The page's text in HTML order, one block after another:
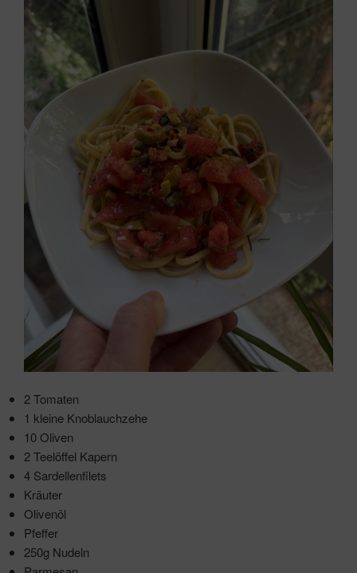
2 Tomaten
1 kleine Knoblauchzehe
10 Oliven
2 Teelöffel Kapern
4 Sardellenfilets
Kräuter
Olivenöl
Pfeffer
250g Nudeln